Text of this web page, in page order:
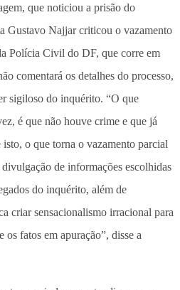
que noticiou a prisão do
Gustavo Najjar criticou o vazamento
Polícia Civil do DF, que corre em
comentará os detalhes do processo,
sigiloso do inquérito. “O que
é que não houve crime e que já
o que torna o vazamento parcial
de informações escolhidas
do inquérito, além de
criar sensacionalismo irracional para
fatos em apuração”, disse a